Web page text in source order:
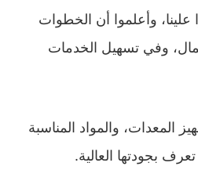
علينا، وأعلموا أن الخطوات
وفي تسهيل الخدمات
المعدات، والمواد المناسبة
بجودتها العالية.